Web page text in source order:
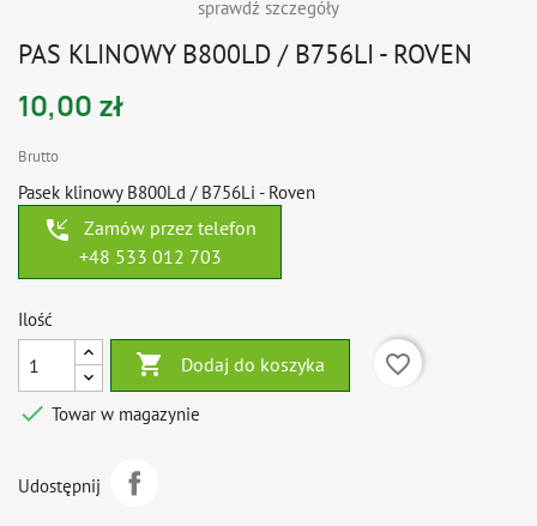
sprawdź szczegóły
PAS KLINOWY B800LD / B756LI - ROVEN
10,00 zł
Brutto
Pasek klinowy B800Ld / B756Li - Roven
phone_callback
Zamów przez telefon
+48 533 012 703
Ilość
 Dodaj do koszyka
favorite_border
 Towar w magazynie
Udostępnij